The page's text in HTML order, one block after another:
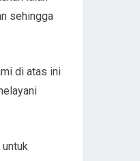
sehingga
di atas ini